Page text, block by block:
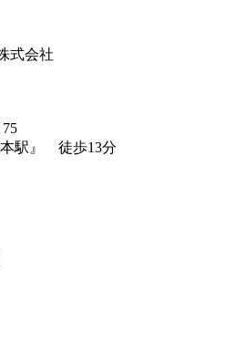
式会社
駅』 徒歩13分